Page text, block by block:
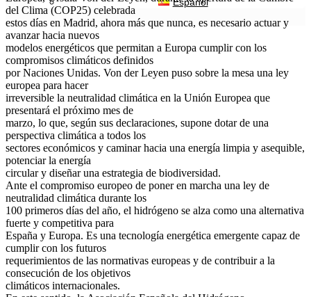
del Clima (COP25) celebrada
estos días en Madrid, ahora más que nunca, es necesario actuar y
avanzar hacia nuevos
modelos energéticos que permitan a Europa cumplir con los
compromisos climáticos definidos
por Naciones Unidas. Von der Leyen puso sobre la mesa una ley
europea para hacer
irreversible la neutralidad climática en la Unión Europea que
presentará el próximo mes de
marzo, lo que, según sus declaraciones, supone dotar de una
perspectiva climática a todos los
sectores económicos y caminar hacia una energía limpia y asequible,
potenciar la energía
circular y diseñar una estrategia de biodiversidad.
Ante el compromiso europeo de poner en marcha una ley de
neutralidad climática durante los
100 primeros días del año, el hidrógeno se alza como una alternativa
fuerte y competitiva para
España y Europa. Es una tecnología energética emergente capaz de
cumplir con los futuros
requerimientos de las normativas europeas y de contribuir a la
consecución de los objetivos
climáticos internacionales.